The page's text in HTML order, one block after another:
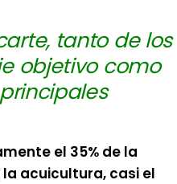
tanto de los
objetivo como
el 35% de la
acuicultura, casi el